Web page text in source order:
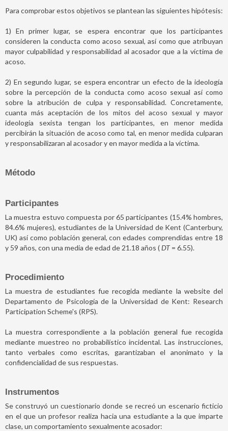
Para comprobar estos objetivos se plantean las siguientes hipótesis:
1) En primer lugar, se espera encontrar que los participantes
consideren la conducta como acoso sexual, así como que atribuyan
mayor culpabilidad y responsabilidad al acosador que a la víctima de
acoso.
2) En segundo lugar, se espera encontrar un efecto de la ideología
sobre la percepción de la conducta como acoso sexual así como
sobre la atribución de culpa y responsabilidad. Concretamente,
cuanta más aceptación de los mitos del acoso sexual y mayor
ideología sexista tengan los participantes, en menor medida
percibirán la situación de acoso como tal, en menor medida culparan
y responsabilizaran al acosador y en mayor medida a la víctima.
Método
Participantes
La muestra estuvo compuesta por 65 participantes (15.4% hombres,
84.6% mujeres), estudiantes de la Universidad de Kent (Canterbury,
UK) así como población general, con edades comprendidas entre 18
y 59 años, con una media de edad de 21.18 años (DT= 6.55).
Procedimiento
La muestra de estudiantes fue recogida mediante la website del
Departamento de Psicología de la Universidad de Kent: Research
Participation Scheme's (RPS).
La muestra correspondiente a la población general fue recogida
mediante muestreo no probabilístico incidental. Las instrucciones,
tanto verbales como escritas, garantizaban el anonimato y la
confidencialidad de sus respuestas.
Instrumentos
Se construyó un cuestionario donde se recreó un escenario ficticio
en el que un profesor realiza hacia una estudiante a la que imparte
clase, un comportamiento sexualmente acosador: